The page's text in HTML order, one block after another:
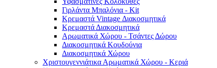
Γιρλάντα Μπαλόνια - Kit
Κρεμαστά Vintage Διακοσμητικά
Κρεμαστά Διακοσμητικά
Αρωματικά Χώρου - Τσάντες Δώρου
Διακοσμητικά Κουδούνια
Διακοσμητικά Χώρου
Χριστουγεννιάτικα Αρωματικά Χώρου - Κεριά